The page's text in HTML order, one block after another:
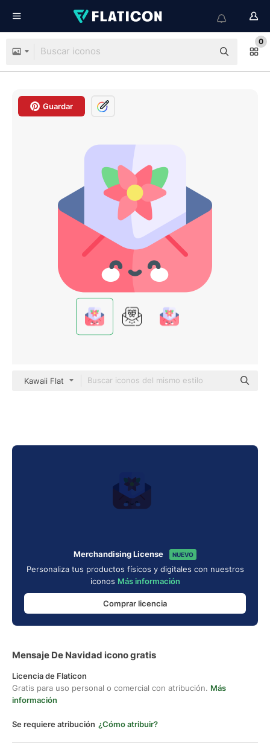
0
Guardar
Kawaii Flat
Merchandising License NUEVO
Personaliza tus productos físicos y digitales con nuestros
iconos Más información
Comprar licencia
Mensaje De Navidad icono gratis
Licencia de Flaticon
Gratis para uso personal o comercial con atribución. Más
información
Se requiere atribución ¿Cómo atribuir?